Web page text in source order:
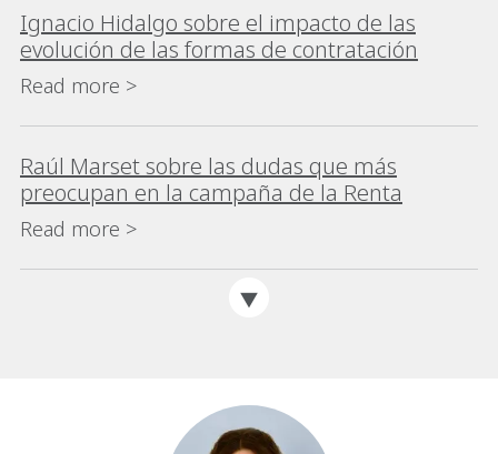
Ignacio Hidalgo sobre el impacto de las
evolución de las formas de contratación
Read more >
Raúl Marset sobre las dudas que más
preocupan en la campaña de la Renta
Read more >